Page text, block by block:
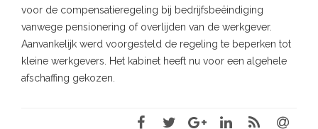
voor de compensatieregeling bij bedrijfsbeëindiging
vanwege pensionering of overlijden van de werkgever.
Aanvankelijk werd voorgesteld de regeling te beperken tot
kleine werkgevers. Het kabinet heeft nu voor een algehele
afschaffing gekozen.